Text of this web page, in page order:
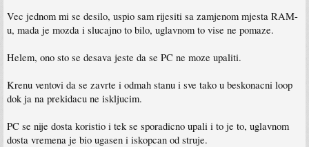
Vec jednom mi se desilo, uspio sam rijesiti sa zamjenom mjesta RAM-
u, mada je mozda i slucajno to bilo, uglavnom to vise ne pomaze.
Helem, ono sto se desava jeste da se PC ne moze upaliti.
Krenu ventovi da se zavrte i odmah stanu i sve tako u beskonacni loop
dok ja na prekidacu ne iskljucim.
PC se nije dosta koristio i tek se sporadicno upali i to je to, uglavnom
dosta vremena je bio ugasen i iskopcan od struje.